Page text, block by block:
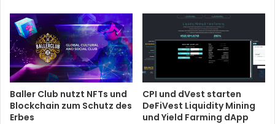
Baller Club nutzt NFTs und
Blockchain zum Schutz des
Erbes
CPI und dVest starten
DeFiVest Liquidity Mining
und Yield Farming dApp